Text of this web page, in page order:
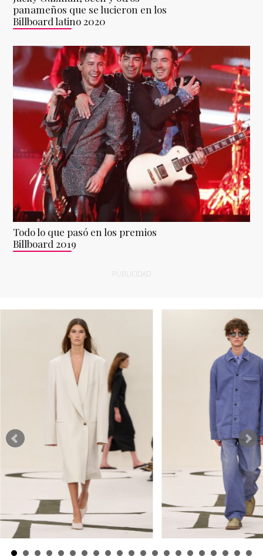
panameños que se lucieron en los
Billboard latino 2020
Todo lo que pasó en los premios
Billboard 2019
PUBLICIDAD